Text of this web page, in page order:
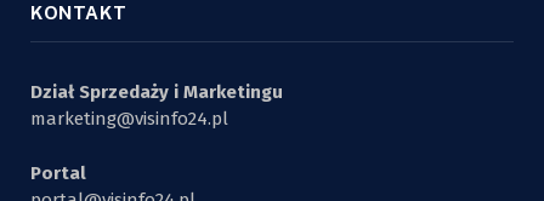
KONTAKT
Dział Sprzedaży i Marketingu
marketing@visinfo24.pl
Portal